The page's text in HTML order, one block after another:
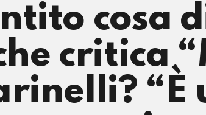
cosa
critica
“È